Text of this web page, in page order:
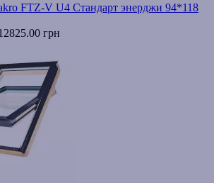
FTZ-V U4 Стандарт энерджи 94*118
грн